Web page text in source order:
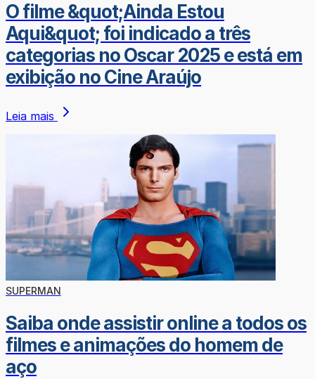
O filme &quot;Ainda Estou
Aqui&quot; foi indicado a três
categorias no Oscar 2025 e está em
exibição no Cine Araújo
Leia mais
SUPERMAN
Saiba onde assistir online a todos os
filmes e animações do homem de
aço